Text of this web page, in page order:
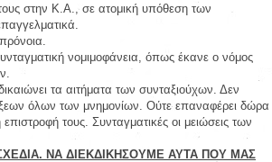
στην Κ.Α., σε ατομική υπόθεση των
νομιμοφάνεια, όπως έκανε ο νόμος
τα αιτήματα των συνταξιούχων. Δεν
όλων των μνημονίων. Ούτε επαναφέρει δώρα
τους. Συνταγματικές οι μειώσεις των
ΝΑ ΔΙΕΚΔΙΚΗΣΟΥΜΕ ΑΥΤΑ ΠΟΥ ΜΑΣ